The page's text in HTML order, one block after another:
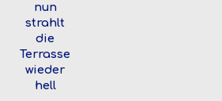
nun
strahlt
die
Terrasse
wieder
hell